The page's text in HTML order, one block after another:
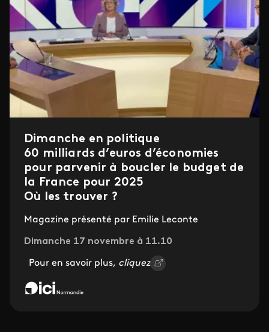
Dimanche en politique
60 milliards d’euros d’économies
pour parvenir à boucler le budget de
la France pour 2025
Où les trouver ?
Magazine présenté par Emilie Leconte
Dimanche 17 novembre à 11.10
Pour en savoir plus, cliquez ici